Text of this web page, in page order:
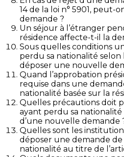
14 de la loi n° 5901, peut-
demande ?
Un séjour à l’étranger
résidence affecte-t-il la
Sous quelles conditions
perdu sa nationalité selon
déposer une nouvelle
Quand l’approbation
requise dans une
nationalité basée sur la
Quelles précautions doit
ayant perdu sa
d’une nouvelle demande
Quelles sont les
déposer une demande
nationalité au titre de